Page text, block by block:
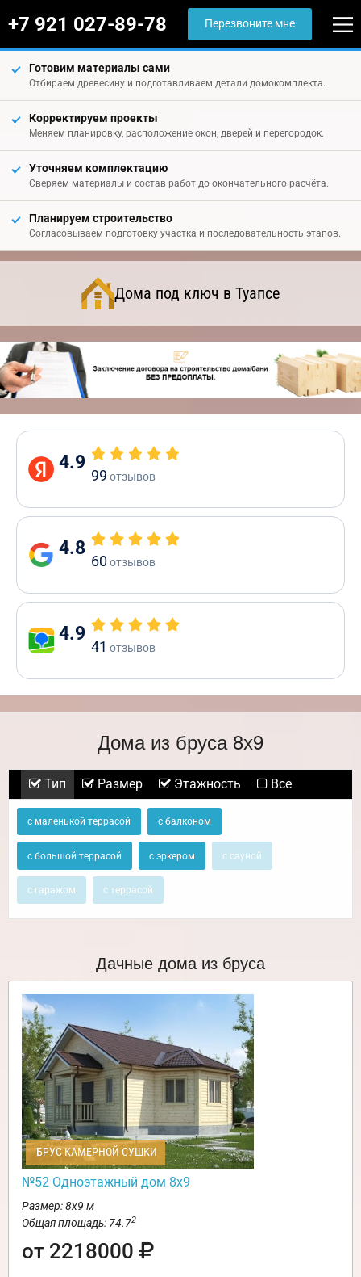
+7 921 027-89-78 Перезвоните мне
Готовим материалы сами
Отбираем древесину и подготавливаем детали домокомплекта.
Корректируем проекты
Меняем планировку, расположение окон, дверей и перегородок.
Уточняем комплектацию
Сверяем материалы и состав работ до окончательного расчёта.
Планируем строительство
Согласовываем подготовку участка и последовательность этапов.
Дома под ключ в Туапсе
4.9
99 отзывов
4.8
60отзывов
4.9
41 отзывов
Дома из бруса 8х9
Тип Размер Этажность Все
с маленькой террасой с балконом
с большой террасой с эркером с сауной
с гаражом с террасой
Дачные дома из бруса
БРУС КАМЕРНОЙ СУШКИ
№52 Одноэтажный дом 8х9
Размер: 8х9 м
Общая площадь: 74.72
от 2218000